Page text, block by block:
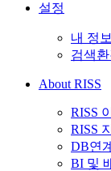
설정
내 정보
검색
About RISS
RISS
RISS
DB연
BI 및